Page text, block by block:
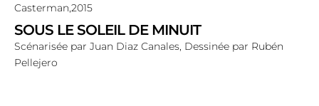
Casterman,2015
SOUS LE SOLEIL DE MINUIT
Scénarisée par Juan Diaz Canales, Dessinée par Rubén
Pellejero